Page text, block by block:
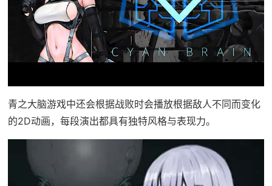
青之大脑游戏中还会根据战败时会播放根据敌人不同而变化
的2D动画，每段演出都具有独特风格与表现力。